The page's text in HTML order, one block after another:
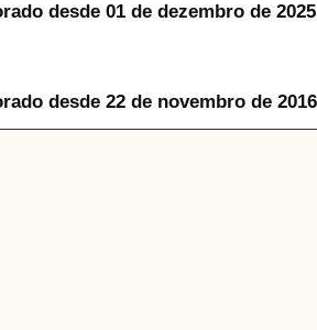
desde 01 de dezembro de
desde 22 de novembro de